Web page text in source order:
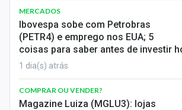
MERCADOS
Ibovespa sobe com Petrobras
(PETR4) e emprego nos EUA; 5
coisas para saber antes de investir
1 dia(s) atrás
COMPRAR OU VENDER?
Magazine Luiza (MGLU3): lojas